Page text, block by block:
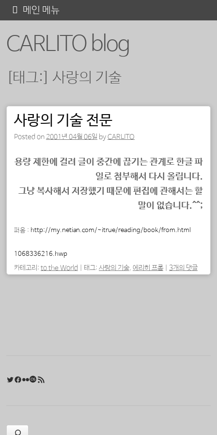
CARLITO blog
메인 메뉴
텐
[태그:] 사랑의 기술
포스트 내비게이션
사랑의 기술 전문
Posted on 2001년 04월 06일 byCARLITO
용량 제한에 걸려 글이 중간에 끊기는 관계로 한글 파
일로 첨부해서 다시 올립니다.
그냥 복사해서 저장했기 때문에 편집에 관해서는 할
말이 없습니다.^^;
퍼옴 : http://my.netian.com/~itrue/reading/book/from.html
1068336216.hwp
카테고리: to the World 태그: 사랑의 기술, 에리히 프롬 3개의 댓글
Twitter
Facebook
FlickrLast.fm
검색